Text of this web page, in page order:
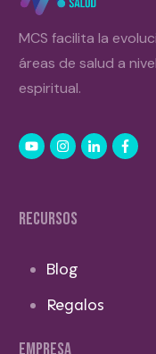
MCS facilita la
áreas de salud a
espiritual.
RECURSOS
Blog
Regalos